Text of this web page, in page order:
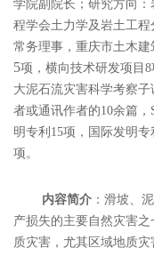
学院副院长；研究方向
程学会土力学及岩土工
常务理事，重庆市土木
5项，横向技术研发项目 8
大泥石流灾害科学考察
者或通讯作者的10余篇，
明专利 15项，国际发明专
项。
内容简介 ：滑坡、
产损失的主要自然灾害之
质灾害，尤其区域地质